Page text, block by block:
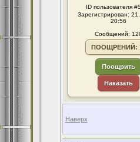
ID пользователя
Зарегистрирован:
20:56
Сообщений:
ПООЩРЕНИЙ:
Поощрить
Наказать
Наверх